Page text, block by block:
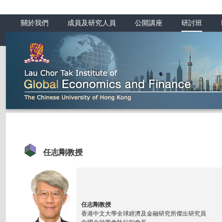
關於我們 成員及研究人員 公開講座 研討班
任志剛教授
任志剛教授
香港中文大學全球經濟及金融研究所傑出研究員